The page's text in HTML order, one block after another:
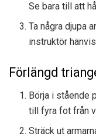
Se bara till att
Ta några djupa
instruktör
Förlängd
Börja i stående
till fyra fot från
Sträck ut